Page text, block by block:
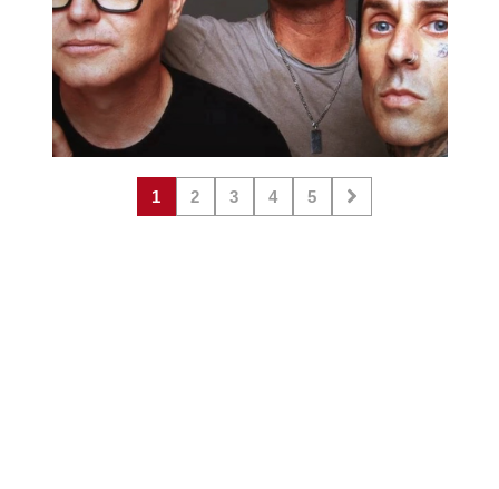
1 2 3 4 5